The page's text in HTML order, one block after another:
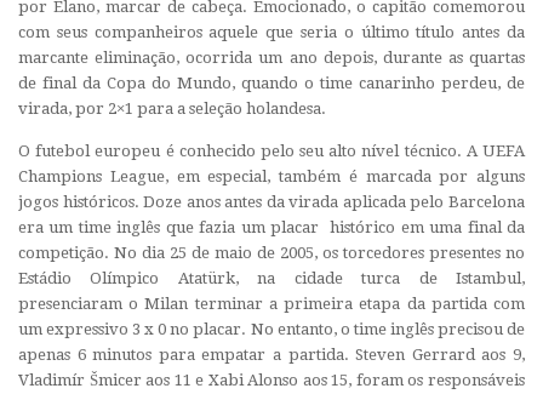
por Elano, marcar de cabeça. Emocionado, o capitão comemorou
com seus companheiros aquele que seria o último título antes da
marcante eliminação, ocorrida um ano depois, durante as quartas
de final da Copa do Mundo, quando o time canarinho perdeu, de
virada, por 2×1 para a seleção holandesa.
O futebol europeu é conhecido pelo seu alto nível técnico. A UEFA
Champions League, em especial, também é marcada por alguns
jogos históricos. Doze anos antes da virada aplicada pelo Barcelona
era um time inglês que fazia um placar histórico em uma final da
competição. No dia 25 de maio de 2005, os torcedores presentes no
Estádio Olímpico Atatürk, na cidade turca de Istambul,
presenciaram o Milan terminar a primeira etapa da partida com
um expressivo 3 x 0 no placar. No entanto, o time inglês precisou de
apenas 6 minutos para empatar a partida. Steven Gerrard aos 9,
Vladimír Šmicer aos 11 e Xabi Alonso aos 15, foram os responsáveis